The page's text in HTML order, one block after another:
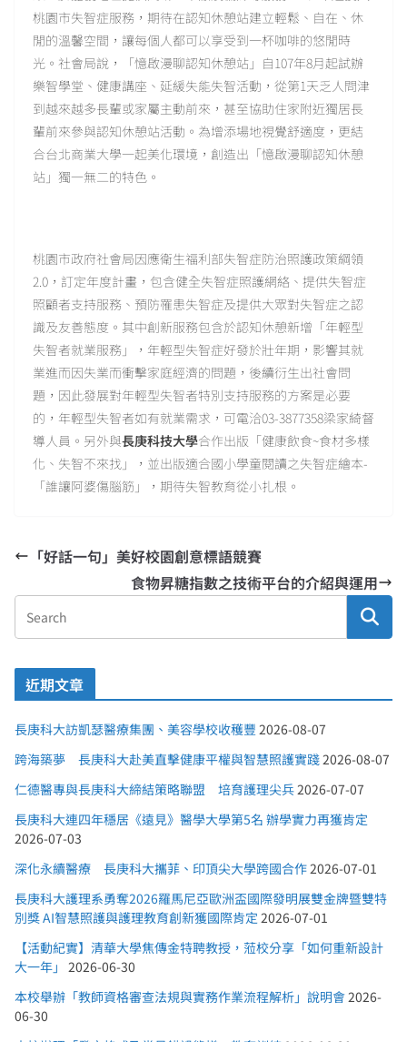
桃園市失智症服務，期待在認知休憩站建立輕鬆、自在、休
閒的溫馨空間，讓每個人都可以享受到一杯咖啡的悠閒時
光。社會局說，「憶啟漫聊認知休憩站」自107年8月起試辦
樂智學堂、健康講座、延緩失能失智活動，從第1天乏人問津
到越來越多長輩或家屬主動前來，甚至協助住家附近獨居長
輩前來參與認知休憩站活動。為增添場地視覺舒適度，更結
合台北商業大學一起美化環境，創造出「憶啟漫聊認知休憩
站」獨一無二的特色。
桃園市政府社會局因應衛生福利部失智症防治照護政策綱領
2.0，訂定年度計畫，包含健全失智症照護網絡、提供失智症
照顧者支持服務、預防罹患失智症及提供大眾對失智症之認
識及友善態度。其中創新服務包含於認知休憩新增「年輕型
失智者就業服務」，年輕型失智症好發於壯年期，影響其就
業進而因失業而衝擊家庭經濟的問題，後續衍生出社會問
題，因此發展對年輕型失智者特別支持服務的方案是必要
的，年輕型失智者如有就業需求，可電洽03-3877358梁家綺督
導人員。另外與長庚科技大學合作出版「健康飲食~食材多樣
化、失智不來找」，並出版適合國小學童閱讀之失智症繪本-
「誰讓阿婆傷腦筋」，期待失智教育從小扎根。
「好話一句」美好校園創意標語競賽
食物昇糖指數之技術平台的介紹與運用
近期文章
長庚科大訪凱瑟醫療集團、美容學校收穫豐 2026-08-07
跨海築夢 長庚科大赴美直擊健康平權與智慧照護實踐 2026-08-07
仁德醫專與長庚科大締結策略聯盟 培育護理尖兵 2026-07-07
長庚科大連四年穩居《遠見》醫學大學第5名 辦學實力再獲肯定
2026-07-03
深化永續醫療 長庚科大攜菲、印頂尖大學跨國合作 2026-07-01
長庚科大護理系勇奪2026羅馬尼亞歐洲盃國際發明展雙金牌暨雙特
別獎 AI智慧照護與護理教育創新獲國際肯定 2026-07-01
【活動紀實】清華大學焦傳金特聘教授，蒞校分享「如何重新設計
大一年」
2026-06-30
本校舉辦「教師資格審查法規與實務作業流程解析」說明會 2026-
06-30